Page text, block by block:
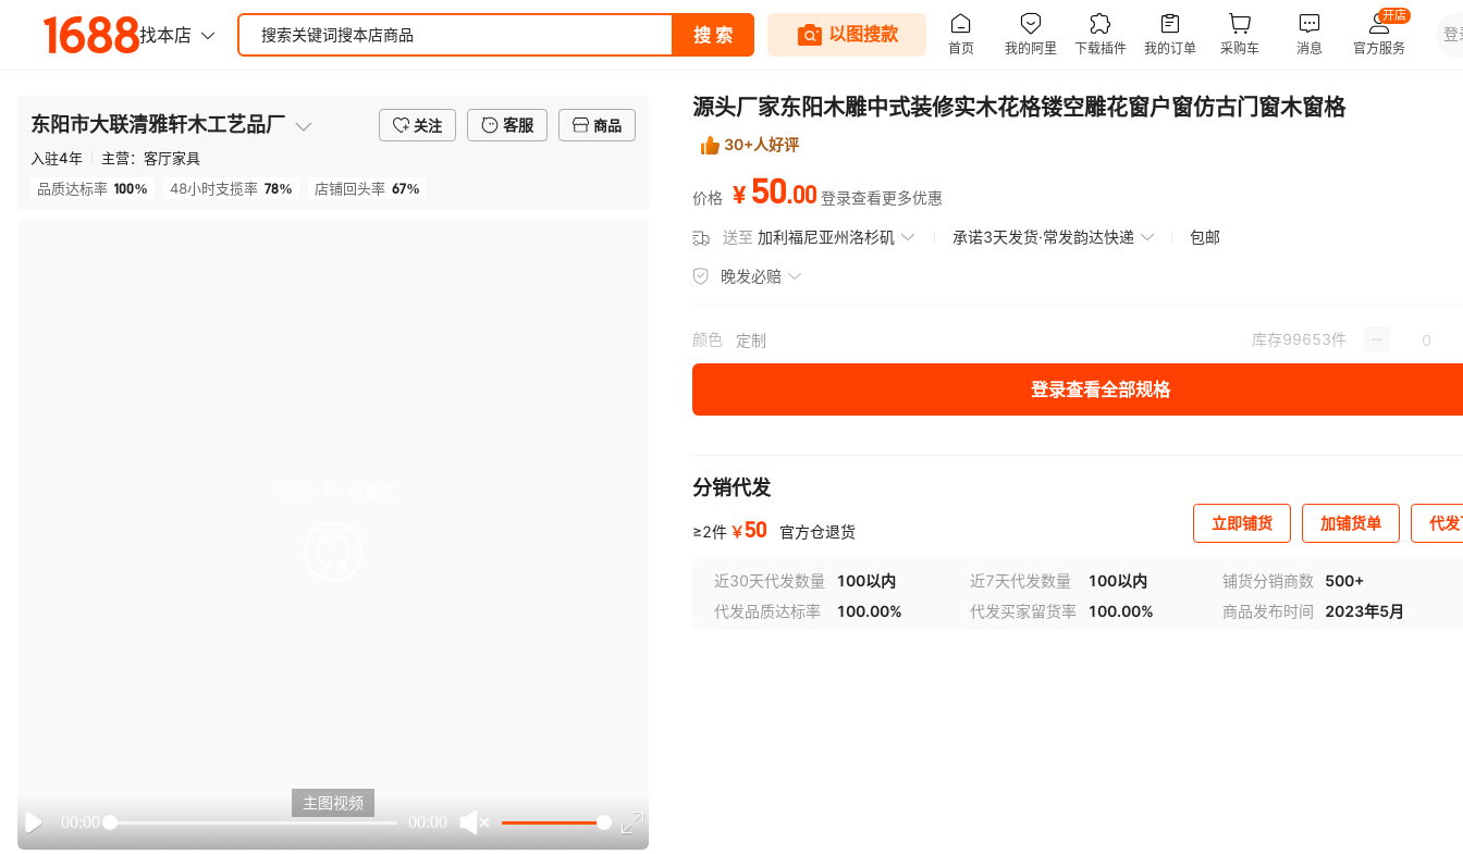
东阳市大联清雅轩木工艺品厂 关注 客服
商品
入驻4年 主营： 客厅家具
品质达标率 100% 48小时支揽率 78% 店铺回头率 67%
Play
00:00 00:00
主图视频
源头厂家东阳木雕中式装修实木花格镂空雕花窗户窗仿古门窗木窗格
30+人好评
价格 ¥ 50.00 登录查看更多优惠
送至 加利福尼亚州洛杉矶 承诺3天发货·常发韵达快递 包邮
晚发必赔
颜色 定制 库存99653件
登录查看全部规格
分销代发
≥2件 ￥50 官方仓退货 立即铺货 加铺货单 代
近30天代发数量 100以内 近7天代发数量 100以内 铺货分销商数
500+
代发品质达标率
100.00% 代发买家留货率 100.00% 商品发布时间 2023年5月